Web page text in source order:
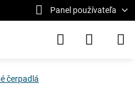
Panel používateľa
čerpadlá